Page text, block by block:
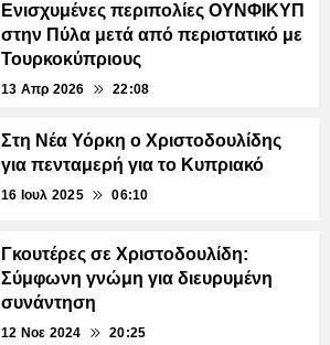
Ενισχυμένες περιπολίες ΟΥΝΦΙΚΥΠ
στην Πύλα μετά από περιστατικό με
Τουρκοκύπριους
13 Απρ 2026 22:08
Στη Νέα Υόρκη ο Χριστοδουλίδης
για πενταμερή για το Κυπριακό
16 Ιουλ 2025 06:10
Γκουτέρες σε Χριστοδουλίδη:
Σύμφωνη γνώμη για διευρυμένη
συνάντηση
12 Νοε 2024 20:25